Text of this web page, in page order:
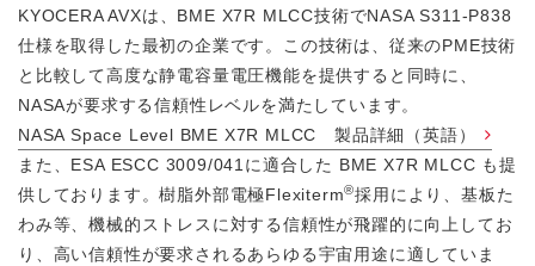
KYOCERA AVXは、BME X7R MLCC技術でNASA S311-P838
仕様を取得した最初の企業です。この技術は、従来のPME技術
と比較して高度な静電容量電圧機能を提供すると同時に、
NASAが要求する信頼性レベルを満たしています。
NASA Space Level BME X7R MLCC 製品詳細（英語）
また、ESA ESCC 3009/041に適合した BME X7R MLCC も提
供しております。樹脂外部電極Flexiterm®採用により、基板た
わみ等、機械的ストレスに対する信頼性が飛躍的に向上してお
り、高い信頼性が要求されるあらゆる宇宙用途に適していま